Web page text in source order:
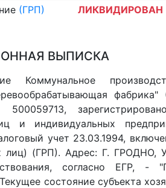
(ГРП) ЛИКВИДИРОВАН
ВЫПИСКА
Коммунальное
и индивидуальных
учет 23.03.1994,
лиц) (ГРП). Адрес: Г.
согласно ЕГР, -
состояние субъекта